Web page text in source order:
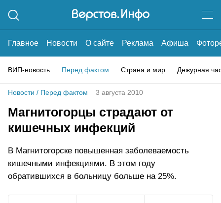
Главное Новости О сайте Реклама Афиша
ВИП-новость Перед фактом Страна и мир Дежурная
Новости / Перед фактом 3 августа 2010
Магнитогорцы страдают от
кишечных инфекций
В Магнитогорске повышенная заболеваемость
кишечными инфекциями. В этом году
обратившихся в больницу больше на 25%.